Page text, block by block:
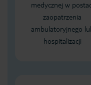
medycznej w
zaopatrzenia
ambulatoryjnego
hospitalizacji